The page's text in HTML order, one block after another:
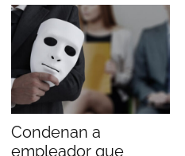
Condenan a
empleador que